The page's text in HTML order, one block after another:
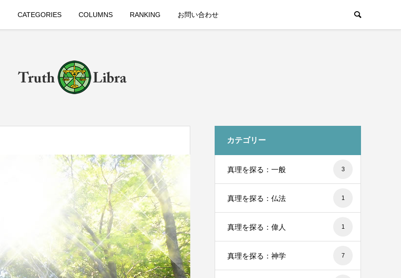
CATEGORIES COLUMNS RANKING お問い合わせ
カテゴリー
真理を探る：一般 3
真理を探る：仏法 1
真理を探る：偉人 1
真理を探る：神学 7